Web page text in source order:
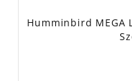
Humminbird MEGA